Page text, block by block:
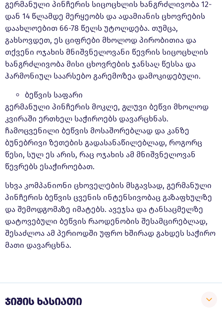
გერმანული პინჩერის სიცოცხლის ხანგრძლივობა 12-
დან 14 წლამდე მერყეობს და ადამიანის ცხოვრების
დაახლოებით 66-78 წელს უტოლდება. თუმცა,
გახსოვდეთ, ეს ციფრები მხოლოდ პირობითია და
თქვენი ოჯახის მნიშვნელოვანი წევრის სიცოცხლის
ხანგრძლივობა მისი ცხოვრების ჯანსაღ წესსა და
ჰარმონიულ საარსებო გარემოზეა დამოკიდებული.
ბეწვის საფარი
გერმანული პინჩერის მოკლე, გლუვი ბეწვი მხოლოდ
კვირაში ერთხელ საჭიროებს დავარცხნას.
ჩამოცვენილი ბეწვის მოსაშორებლად და კანზე
ბუნებრივი ზეთების გადასანაწილებლად, როგორც
წესი, სულ ეს არის, რაც ოჯახის ამ მნიშვნელოვან
წევრებს ესაჭიროებათ.
სხვა კომპანიონი ცხოველების მსგავსად, გერმანული
პინჩერის ბეწვის ცვენის ინტენსივობაც გაზაფხულზე
და შემოდგომაზე იმატებს. ავეჯსა და ტანსაცმელზე
დატოვებული ბეწვის რაოდენობის შესამცირებლად,
შესაძლოა ამ პერიოდში უფრო ხშირად გახდეს საჭირო
მათი დავარცხნა.
ჯიშის ხასიათი